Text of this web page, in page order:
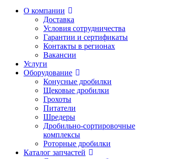
О компании
Доставка
Условия сотрудничества
Гарантии и сертификаты
Контакты в регионах
Вакансии
Услуги
Оборудование
Конусные дробилки
Щековые дробилки
Грохоты
Питатели
Шредеры
Дробильно-сортировочные
комплексы
Роторные дробилки
Каталог запчастей